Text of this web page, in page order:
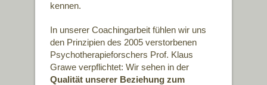
kennen.
In unserer Coachingarbeit fühlen wir uns
den Prinzipien des 2005 verstorbenen
Psychotherapieforschers Prof. Klaus
Grawe verpflichtet: Wir sehen in der
Qualität unserer Beziehung zum